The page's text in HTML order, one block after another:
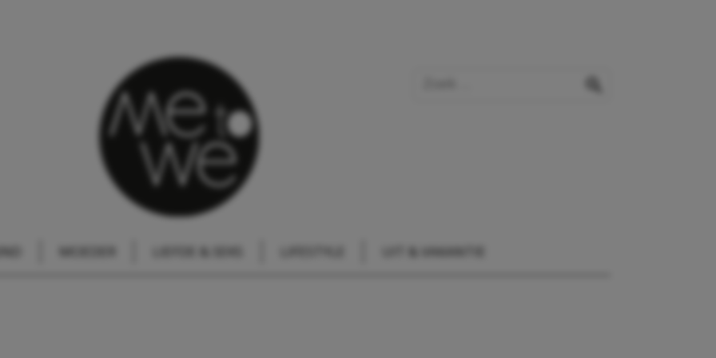
MOEDER LIEFDE & SEKS UIT & VAKANTIE